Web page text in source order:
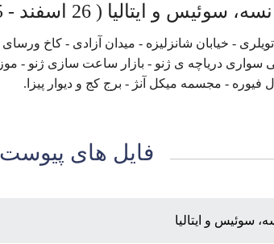
( 26 اسفند - 5 فروردین ) نوروز ۱۴۰۵
- خیابان شانزلیزه - میدان آزادی - کاخ
سواری دریاچه ی ژنو - بازار ساعت سازی ژنو -
فیوره - مجسمه میکل آنژ - برج کج و دیوار پیزا.
فایل های پیوست
سوئیس و ایتالیا